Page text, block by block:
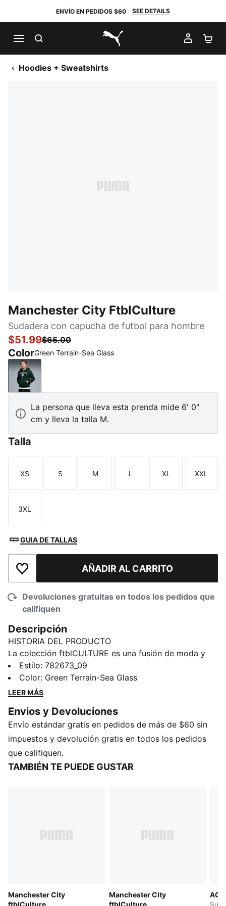
ENVÍO EN PEDIDOS $60 SEE DETAILS
PUMA.com
MI
Hoodies + Sweatshirts
Manchester City FtblCulture
Sudadera con capucha de futbol para hombre
$51.99$65.00
ColorGreen Terrain-Sea Glass
Green Terrain-Sea Glass
La persona que lleva esta prenda mide 6' 0"
cm y lleva la talla M.
Talla
Talla
XS
Talla
S
Talla
M
Talla
L
Talla
XL
Talla
XXL
Talla
3XL
GUIA DE TALLAS
Añadir a la lista de deseosAÑADIR AL CARRITO
Devoluciones gratuitas en todos los pedidos que
califiquen
Descripción
HISTORIA DEL PRODUCTO
La colección ftblCULTURE es una fusión de moda y
fútbol, que celebra la herencia de los clubes con un
estilo atemporal. Con diseños llamativos, centrados en
la rica historia de cada equipo, esta colección fusiona
con pasión y muéstrale al mundo tus colores dentro o
fuera de la cancha.
CARACTERÍSTICAS Y BENEFICIOS
Producto fabricado con al menos un 20% de algodón
reciclado
Estilo: 782673_09
Color: Green Terrain-Sea Glass
LEER MÁS
Envios y Devoluciones
Envío estándar gratis en pedidos de más de $60 sin
impuestos y devolución gratis en todos los pedidos
que califiquen.
TAMBIÉN TE PUEDE GUSTAR
Manchester City
ftblCulture
Manchester City
ftblCulture
AC